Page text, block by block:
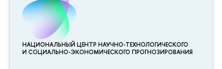
НАЦИОНАЛЬНЫЙ ЦЕНТР НАУЧНО-ТЕХНОЛОГИЧЕСКОГО
И СОЦИАЛЬНО-ЭКОНОМИЧЕСКОГО ПРОГНОЗИРОВАНИЯ